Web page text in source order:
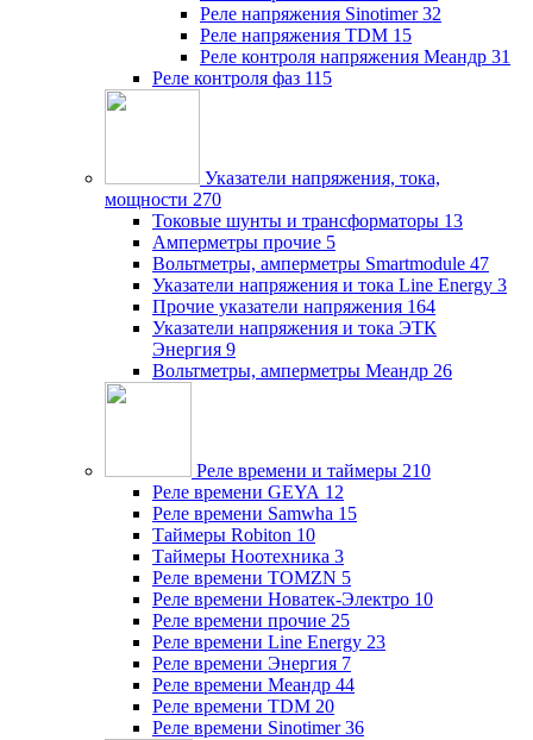
Реле напряжения Sinotimer 32
Реле напряжения TDM 15
Реле контроля напряжения Меандр 31
Реле контроля фаз 115
Указатели напряжения, тока,
мощности 270
Токовые шунты и трансформаторы 13
Амперметры прочие 5
Вольтметры, амперметры Smartmodule 47
Указатели напряжения и тока Line Energy 3
Прочие указатели напряжения 164
Указатели напряжения и тока ЭТК
Энергия 9
Вольтметры, амперметры Меандр 26
Реле времени и таймеры 210
Реле времени GEYA 12
Реле времени Samwha 15
Таймеры Robiton 10
Таймеры Ноотехника 3
Реле времени TOMZN 5
Реле времени Новатек-Электро 10
Реле времени прочие 25
Реле времени Line Energy 23
Реле времени Энергия 7
Реле времени Меандр 44
Реле времени TDM 20
Реле времени Sinotimer 36